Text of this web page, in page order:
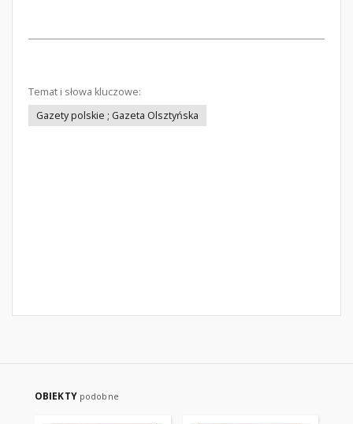
Temat i słowa kluczowe:
Gazety polskie ; Gazeta Olsztyńska
OBIEKTY podobne